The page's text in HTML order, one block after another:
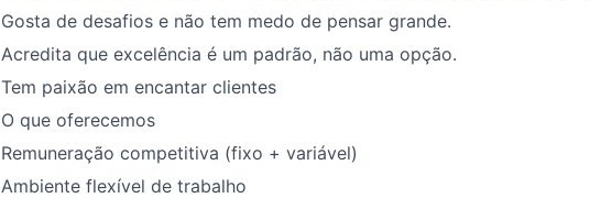
Gosta de desafios e não tem medo de pensar grande.
Acredita que excelência é um padrão, não uma opção.
Tem paixão em encantar clientes
O que oferecemos
Remuneração competitiva (fixo + variável)
Ambiente flexível de trabalho